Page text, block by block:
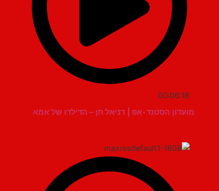
00:06:16
מועדון הסטנד-אפ | דניאל חן – הדילדו של אמא